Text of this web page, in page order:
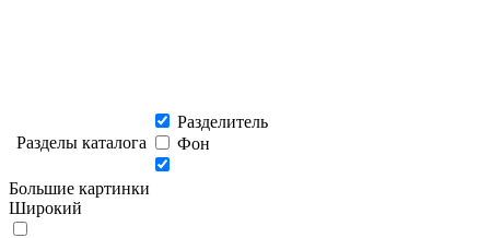
Разделы каталога
Разделитель
Фон
Большие картинки
Широкий